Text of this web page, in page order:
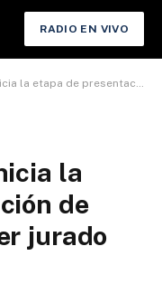
RADIO EN VIVO
de excusas para no ser jurado electoral
la
de
jurado